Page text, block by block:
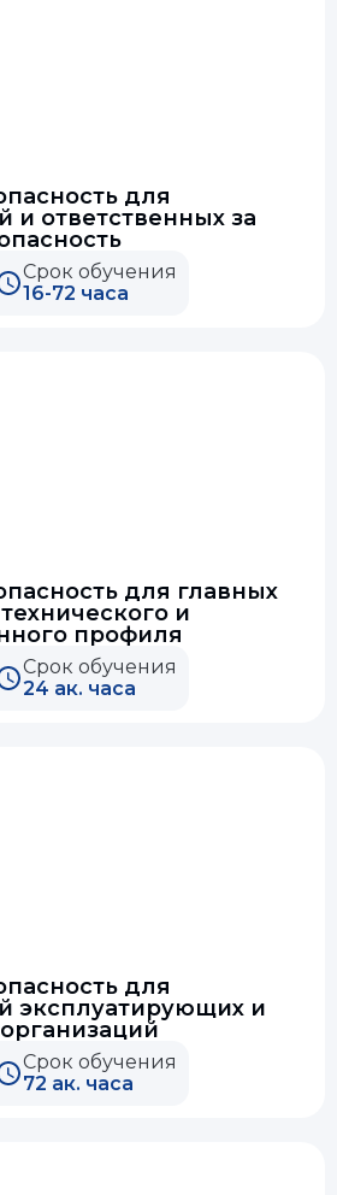
для
и ответственных за
Срок обучения
16-72 часа
для главных
и
профиля
Срок обучения
24 ак. часа
для
эксплуатирующих и
Срок обучения
72 ак. часа